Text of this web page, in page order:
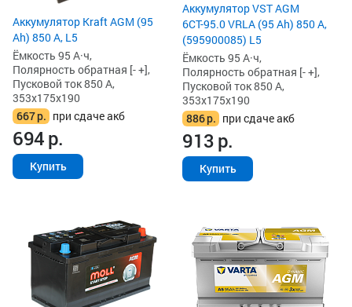
Аккумулятор Kraft AGM (95
Ah) 850 А, L5
Ёмкость 95 А·ч,
Полярность обратная [- +],
Пусковой ток 850 А,
353x175x190
667р. при сдаче акб
694р.
Купить
Аккумулятор VST AGM
6СТ-95.0 VRLA (95 Ah) 850 А,
(595900085) L5
Ёмкость 95 А·ч,
Полярность обратная [- +],
Пусковой ток 850 А,
353x175x190
886р. при сдаче акб
913р.
Купить